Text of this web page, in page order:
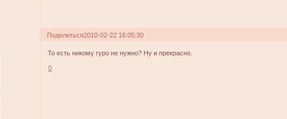
Поделиться2010-02-22 16:05:30
То есть никому гуро не нужно? Ну и прекрасно.
0